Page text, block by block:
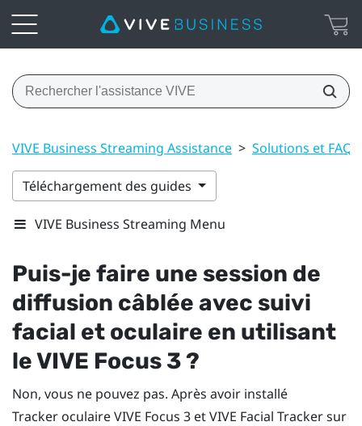
VIVE Business Streaming Assistance > Solutions et FAQ
Téléchargement des guides
VIVE Business Streaming Menu
Puis-je faire une session de
diffusion câblée avec suivi
facial et oculaire en utilisant
leVIVE Focus 3?
Non, vous ne pouvez pas. Après avoir installé
Tracker oculaire VIVE Focus 3 etVIVE Facial Trackersur